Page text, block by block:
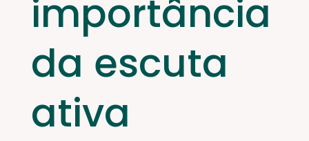
importância
da escuta
ativa